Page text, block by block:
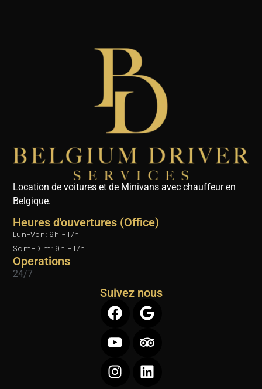
Location de voitures et de Minivans avec chauffeur en
Belgique.
Heures d'ouvertures (Office)
Lun-Ven: 9h - 17h
Sam-Dim: 9h - 17h
Operations
24/7
Suivez nous